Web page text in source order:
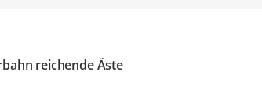
reichende Äste